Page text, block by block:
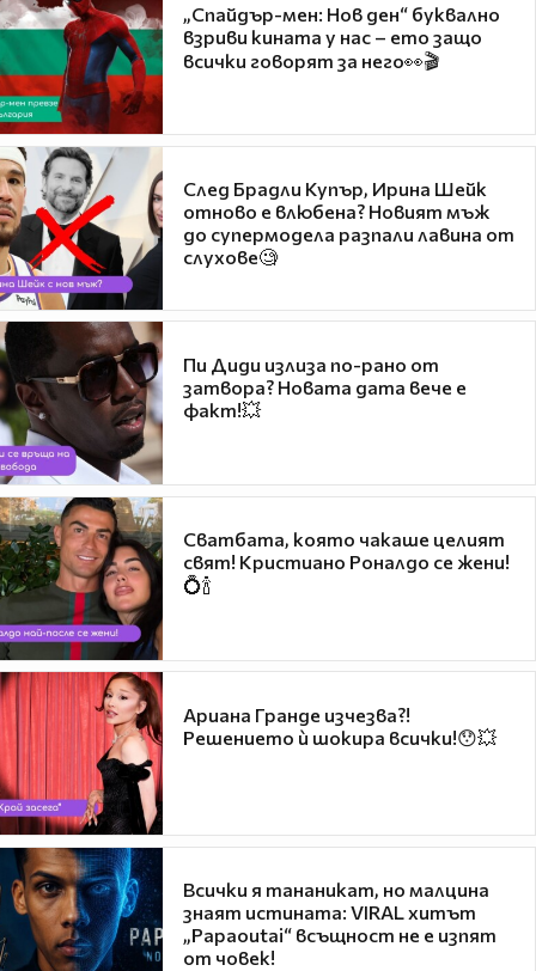
„Спайдър-мен: Нов ден“ буквално
взриви кината у нас – ето защо
всички говорят за него👀🎬
След Брадли Купър, Ирина Шейк
отново е влюбена? Новият мъж
до супермодела разпали лавина от
слухове🧐
Пи Диди излиза по-рано от
затвора? Новата дата вече е
факт!💥
Сватбата, която чакаше целият
свят! Кристиано Роналдо се жени!
💍🍾
Ариана Гранде изчезва?!
Решението ѝ шокира всички!😯💥
Всички я тананикат, но малцина
знаят истината: VIRAL хитът
„Papaoutai“ всъщност не е изпят
от човек!